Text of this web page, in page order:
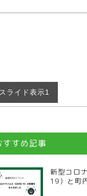
スライド表示1
すすめ記事
新型コロ
19）と町